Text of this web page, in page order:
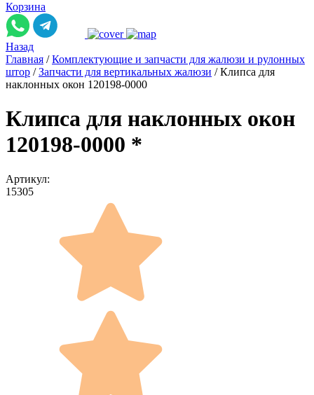
Корзина
Назад
Главная / Комплектующие и запчасти для жалюзи и рулонных
штор / Запчасти для вертикальных жалюзи / Клипса для
наклонных окон 120198-0000
Клипса для наклонных окон
120198-0000 *
Артикул:
15305